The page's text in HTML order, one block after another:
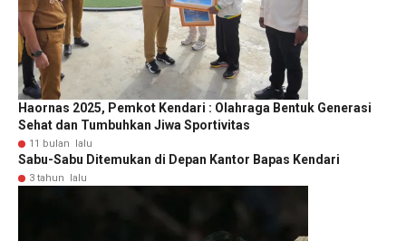
Haornas 2025, Pemkot Kendari : Olahraga Bentuk Generasi
Sehat dan Tumbuhkan Jiwa Sportivitas
11 bulan lalu
Sabu-Sabu Ditemukan di Depan Kantor Bapas Kendari
3 tahun lalu